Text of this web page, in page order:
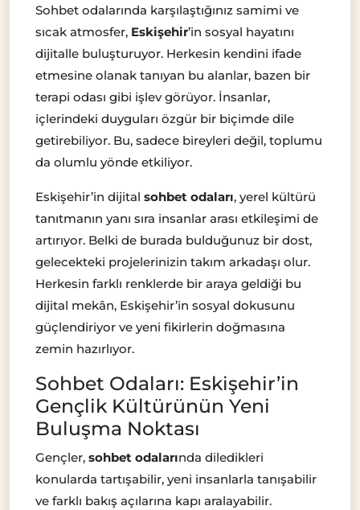
Sohbet odalarında karşılaştığınız samimi ve
sıcak atmosfer, Eskişehir’in sosyal hayatını
dijitalle buluşturuyor. Herkesin kendini ifade
etmesine olanak tanıyan bu alanlar, bazen bir
terapi odası gibi işlev görüyor. İnsanlar,
içlerindeki duyguları özgür bir biçimde dile
getirebiliyor. Bu, sadece bireyleri değil, toplumu
da olumlu yönde etkiliyor.
Eskişehir’in dijital sohbet odaları, yerel kültürü
tanıtmanın yanı sıra insanlar arası etkileşimi de
artırıyor. Belki de burada bulduğunuz bir dost,
gelecekteki projelerinizin takım arkadaşı olur.
Herkesin farklı renklerde bir araya geldiği bu
dijital mekân, Eskişehir’in sosyal dokusunu
güçlendiriyor ve yeni fikirlerin doğmasına
zemin hazırlıyor.
Sohbet Odaları: Eskişehir’in
Gençlik Kültürünün Yeni
Buluşma Noktası
Gençler, sohbet odalarında diledikleri
konularda tartışabilir, yeni insanlarla tanışabilir
ve farklı bakış açılarına kapı aralayabilir.